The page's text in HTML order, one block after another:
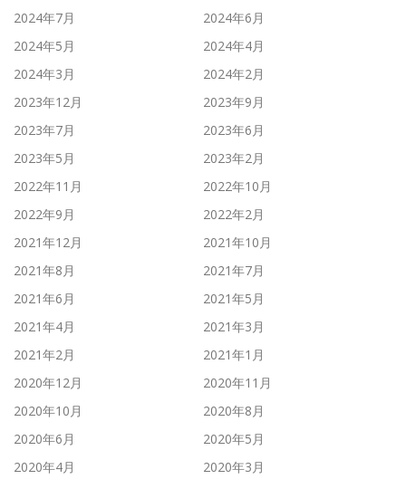
2024年7月
2024年6月
2024年5月
2024年4月
2024年3月
2024年2月
2023年12月
2023年9月
2023年7月
2023年6月
2023年5月
2023年2月
2022年11月
2022年10月
2022年9月
2022年2月
2021年12月
2021年10月
2021年8月
2021年7月
2021年6月
2021年5月
2021年4月
2021年3月
2021年2月
2021年1月
2020年12月
2020年11月
2020年10月
2020年8月
2020年6月
2020年5月
2020年4月
2020年3月